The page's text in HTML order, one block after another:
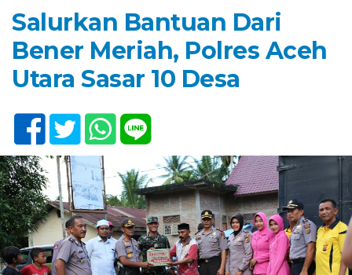
Salurkan Bantuan Dari
Bener Meriah, Polres Aceh
Utara Sasar 10 Desa